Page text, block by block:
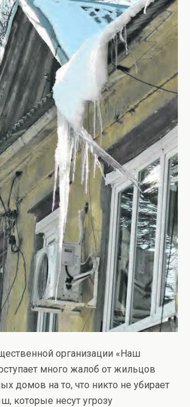
организации «Наш
много жалоб от жильцов
домов на то, что никто не убирает
которые несут угрозу